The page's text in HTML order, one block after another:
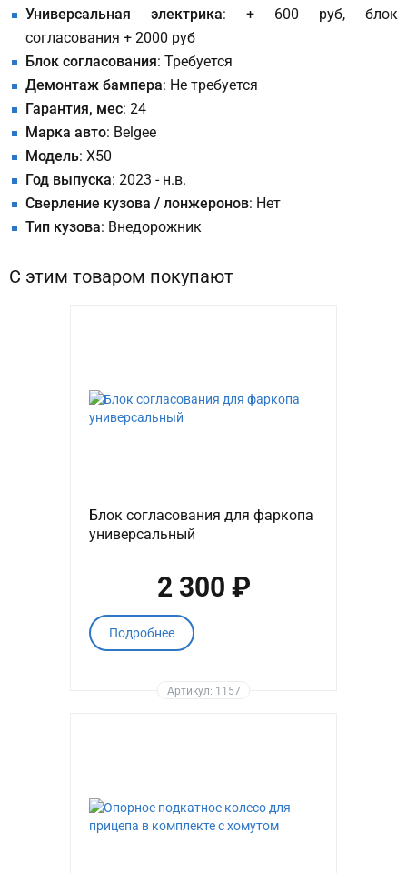
Универсальная электрика: + 600 руб, блок
согласования + 2000 руб
Блок согласования: Требуется
Демонтаж бампера: Не требуется
Гарантия, мес: 24
Марка авто: Belgee
Модель: X50
Год выпуска: 2023 - н.в.
Сверление кузова / лонжеронов: Нет
Тип кузова: Внедорожник
С этим товаром покупают
Блок согласования для фаркопа
универсальный
2 300 ₽
Подробнее
Артикул: 1157